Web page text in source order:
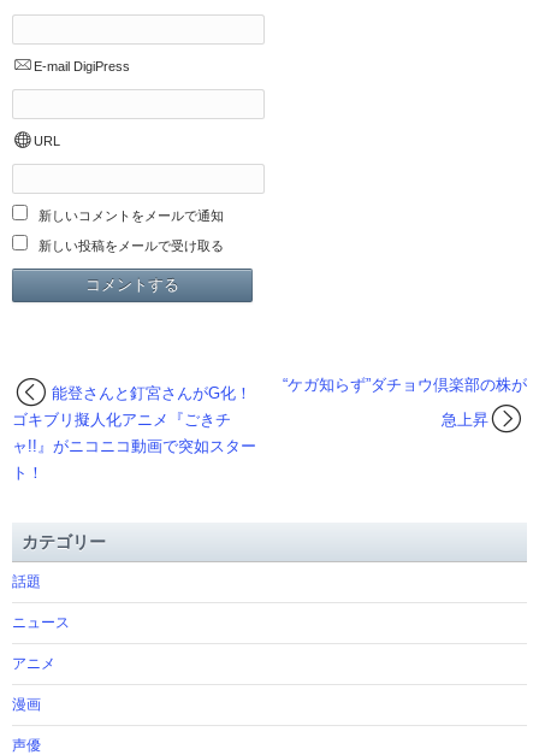
E-mail DigiPress
URL
新しいコメントをメールで通知
新しい投稿をメールで受け取る
“ケガ知らず”ダチョウ倶楽部の株が
急上昇
能登さんと釘宮さんがG化！
ゴキブリ擬人化アニメ『ごきチ
ャ!!』がニコニコ動画で突如スター
ト！
カテゴリー
話題
ニュース
アニメ
漫画
声優